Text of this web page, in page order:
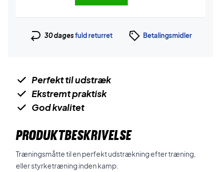
30 dagesfuld returret Betalingsmidler
Perfekt til udstræk
Ekstremt praktisk
God kvalitet
PRODUKTBESKRIVELSE
Træningsmåtte til en perfekt udstrækning efter træning,
eller styrketræning inden kamp.